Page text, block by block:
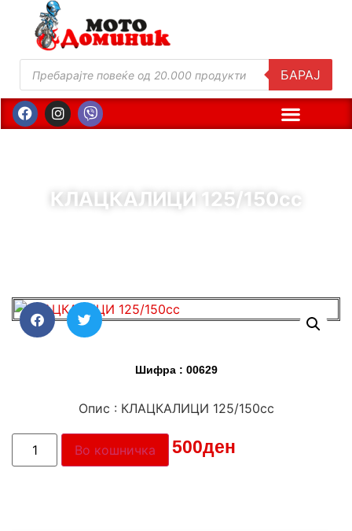
БАРАЈ
КЛАЦКАЛИЦИ 125/150cc
Шифра : 00629
Опис : КЛАЦКАЛИЦИ 125/150cc
Цена: 500ден
Во кошничка